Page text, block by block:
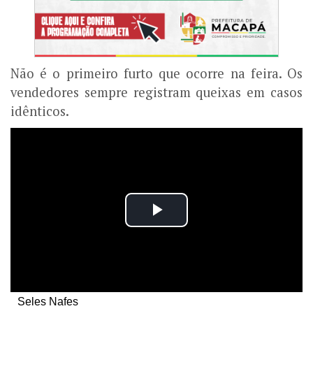
Não é o primeiro furto que ocorre na feira. Os
vendedores sempre registram queixas em casos
idênticos.
Seles Nafes